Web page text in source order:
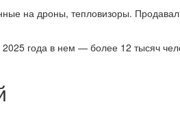
на дроны, тепловизоры.
года в нем — более 12 тысяч